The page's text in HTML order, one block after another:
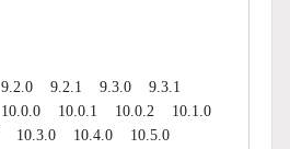
9.2.0 9.2.1 9.3.0
9.3.1
10.0.0 10.0.1 10.0.2
10.1.0
10.3.0 10.4.0
10.5.0